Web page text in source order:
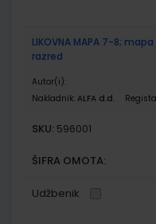
LIKOVNA MAPA 7-8;
razred
Autor(i):
Nakladnik: ALFA d.d.
SKU: 596001
ŠIFRA OMOTA:
Udžbenik